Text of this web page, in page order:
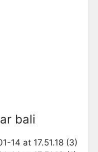
bali